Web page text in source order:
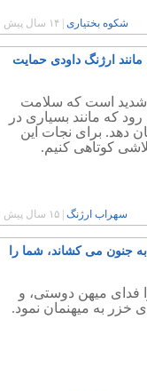
شکوه بختیاری ۱۴ سال پیش
ارژنگ داودی حمایت
شدید است که سلامت
که مانند بسیاری در
دهد. برای نجات این
کوتاهی کنیم.
سهراب ارژنگ ۱۵ سال پیش
جنون می کشاند، شما را
فدای میهن دوستی، و
خزر به میهنمان نمود.